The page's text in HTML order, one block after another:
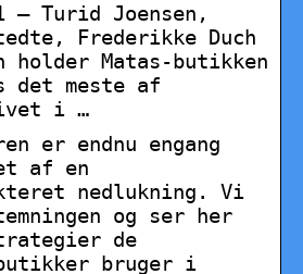
— Turid Joensen,
Frederikke Duch
holder Matas-butikken
det meste af
i …
er endnu engang
af en
nedlukning. Vi
og ser her
de
bruger i